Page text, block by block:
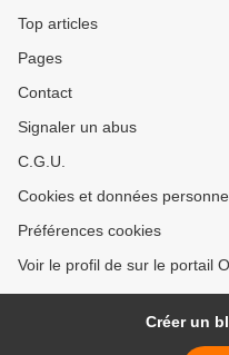
Top articles
Pages
Contact
Signaler un abus
C.G.U.
Cookies et données
Préférences cookies
Voir le profil de sur le portail
Créer un